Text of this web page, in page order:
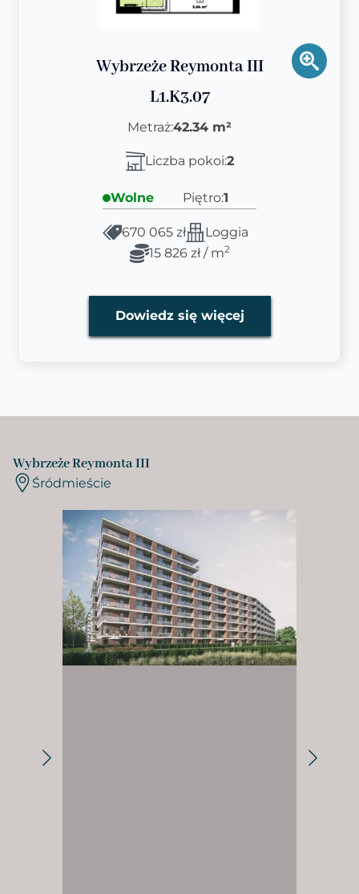
Wybrzeże Reymonta III
L1.K3.07
Metraż:42.34 m²
Liczba pokoi:2
Wolne Piętro:1
670 065 zł
Loggia
15 826 zł / m2
Dowiedz się więcej
Wybrzeże Reymonta III
Śródmieście